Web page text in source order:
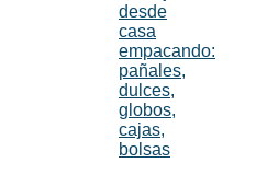
desde
casa
empacando:
pañales,
dulces,
globos,
cajas,
bolsas